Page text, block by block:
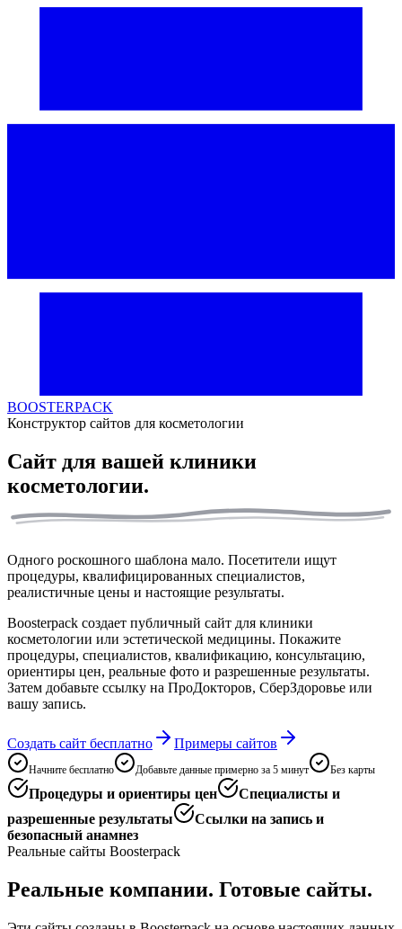
BOOSTERPACK
Конструктор сайтов для косметологии
Сайт для вашей клиники
косметологии.
Одного роскошного шаблона мало. Посетители ищут
процедуры, квалифицированных специалистов,
реалистичные цены и настоящие результаты.
Boosterpack создает публичный сайт для клиники
косметологии или эстетической медицины. Покажите
процедуры, специалистов, квалификацию, консультацию,
ориентиры цен, реальные фото и разрешенные результаты.
Затем добавьте ссылку на ПроДокторов, СберЗдоровье или
вашу запись.
Создать сайт бесплатно Примеры сайтов
Начните бесплатно Добавьте данные примерно за 5 минут Без карты
Процедуры и ориентиры цен
Специалисты и
разрешенные результаты
Ссылки на запись и
безопасный анамнез
Реальные сайты Boosterpack
Реальные компании. Готовые сайты.